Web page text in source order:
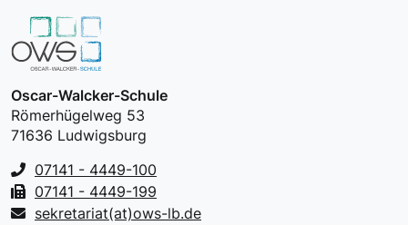
Oscar-Walcker-Schule
Römerhügelweg 53
71636 Ludwigsburg
07141 - 4449-100
07141 - 4449-199
sekretariat(at)ows-lb.de